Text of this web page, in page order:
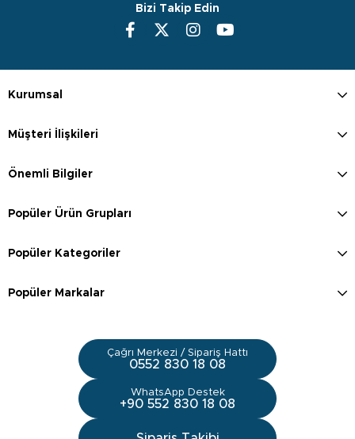
Bizi Takip Edin
Kurumsal
Müşteri İlişkileri
Önemli Bilgiler
Popüler Ürün Grupları
Popüler Kategoriler
Popüler Markalar
Çağrı Merkezi / Sipariş Hattı
0552 830 18 08
WhatsApp Destek
+90 552 830 18 08